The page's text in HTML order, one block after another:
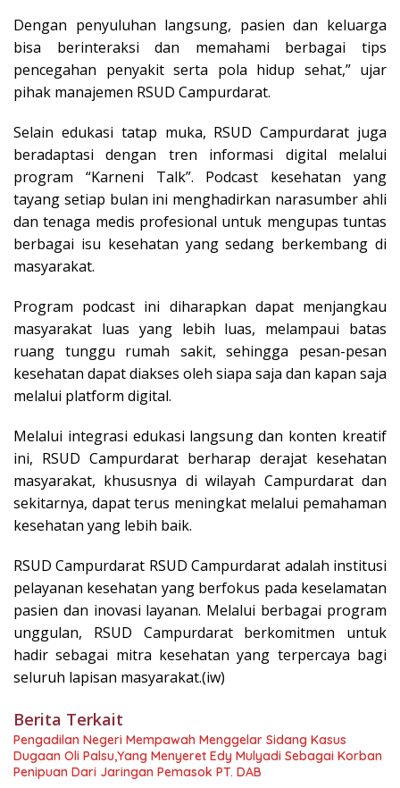
Dengan penyuluhan langsung, pasien dan keluarga
bisa berinteraksi dan memahami berbagai tips
pencegahan penyakit serta pola hidup sehat,” ujar
pihak manajemen RSUD Campurdarat.
Selain edukasi tatap muka, RSUD Campurdarat juga
beradaptasi dengan tren informasi digital melalui
program “Karneni Talk”. Podcast kesehatan yang
tayang setiap bulan ini menghadirkan narasumber ahli
dan tenaga medis profesional untuk mengupas tuntas
berbagai isu kesehatan yang sedang berkembang di
masyarakat.
Program podcast ini diharapkan dapat menjangkau
masyarakat luas yang lebih luas, melampaui batas
ruang tunggu rumah sakit, sehingga pesan-pesan
kesehatan dapat diakses oleh siapa saja dan kapan saja
melalui platform digital.
Melalui integrasi edukasi langsung dan konten kreatif
ini, RSUD Campurdarat berharap derajat kesehatan
masyarakat, khususnya di wilayah Campurdarat dan
sekitarnya, dapat terus meningkat melalui pemahaman
kesehatan yang lebih baik.
RSUD Campurdarat RSUD Campurdarat adalah institusi
pelayanan kesehatan yang berfokus pada keselamatan
pasien dan inovasi layanan. Melalui berbagai program
unggulan, RSUD Campurdarat berkomitmen untuk
hadir sebagai mitra kesehatan yang terpercaya bagi
seluruh lapisan masyarakat.(iw)
Berita Terkait
Pengadilan Negeri Mempawah Menggelar Sidang Kasus
Dugaan Oli Palsu,Yang Menyeret Edy Mulyadi Sebagai Korban
Penipuan Dari Jaringan Pemasok PT. DAB